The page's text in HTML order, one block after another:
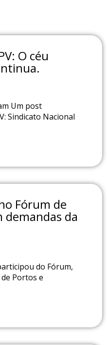
O céu
Um post
Sindicato Nacional
Fórum de
demandas da
do Fórum,
Portos e